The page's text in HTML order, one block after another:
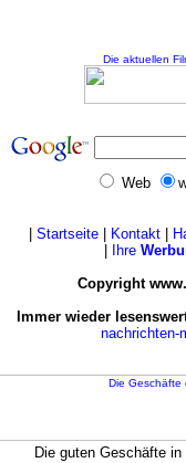
Die aktuellen
Web
Startseite| Kontakt|
Ihre
Copyright
Immer wieder
nachrichten-
Die guten Geschäfte